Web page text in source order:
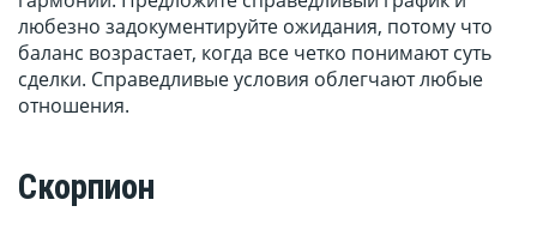
любезно задокументируйте ожидания, потому что
баланс возрастает, когда все четко понимают суть
сделки. Справедливые условия облегчают любые
отношения.
Скорпион